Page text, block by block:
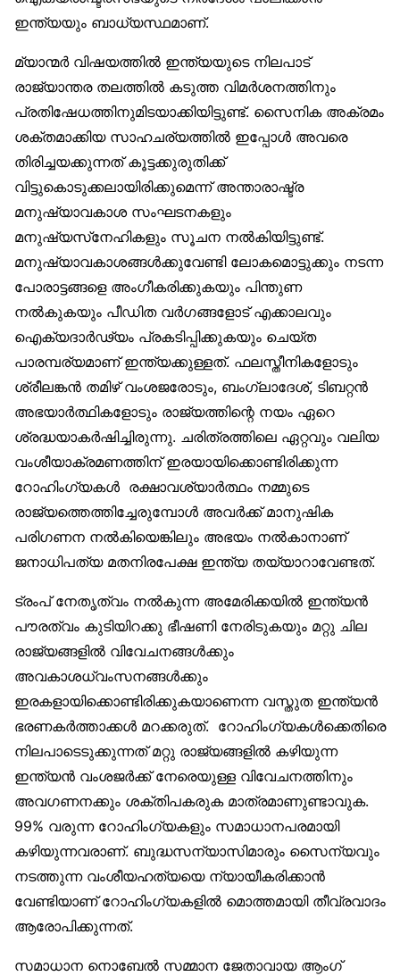
ഇന്ത്യയും ബാധ്യസ്ഥമാണ്.
മ്യാന്മർ വിഷയത്തിൽ ഇന്ത്യയുടെ നിലപാട്
രാജ്യാന്തര തലത്തിൽ കടുത്ത വിമർശനത്തിനും
പ്രതിഷേധത്തിനുമിടയാക്കിയിട്ടുണ്ട്. സൈനിക അക്രമം
ശക്തമാക്കിയ സാഹചര്യത്തിൽ ഇപ്പോൾ അവരെ
തിരിച്ചയക്കുന്നത് കൂട്ടക്കുരുതിക്ക്
വിട്ടുകൊടുക്കലായിരിക്കുമെന്ന് അന്താരാഷ്ട്ര
മനുഷ്യാവകാശ സംഘടനകളും
മനുഷ്യസ്‌നേഹികളും സൂചന നൽകിയിട്ടുണ്ട്.
മനുഷ്യാവകാശങ്ങൾക്കുവേണ്ടി ലോകമൊട്ടുക്കും നടന്ന
പോരാട്ടങ്ങളെ അംഗീകരിക്കുകയും പിന്തുണ
നൽകുകയും പീഡിത വർഗങ്ങളോട് എക്കാലവും
ഐക്യദാർഢ്യം പ്രകടിപ്പിക്കുകയും ചെയ്ത
പാരമ്പര്യമാണ് ഇന്ത്യക്കുള്ളത്. ഫലസ്തീനികളോടും
ശ്രീലങ്കൻ തമിഴ് വംശജരോടും, ബംഗ്ലാദേശ്, ടിബറ്റൻ
അഭയാർത്ഥികളോടും രാജ്യത്തിന്റെ നയം ഏറെ
ശ്രദ്ധയാകർഷിച്ചിരുന്നു. ചരിത്രത്തിലെ ഏറ്റവും വലിയ
വംശീയാക്രമണത്തിന് ഇരയായിക്കൊണ്ടിരിക്കുന്ന
റോഹിംഗ്യകൾ രക്ഷാവശ്യാർത്ഥം നമ്മുടെ
രാജ്യത്തെത്തിച്ചേരുമ്പോൾ അവർക്ക് മാനുഷിക
പരിഗണന നൽകിയെങ്കിലും അഭയം നൽകാനാണ്
ജനാധിപത്യ മതനിരപേക്ഷ ഇന്ത്യ തയ്യാറാവേണ്ടത്.
ട്രംപ് നേതൃത്വം നൽകുന്ന അമേരിക്കയിൽ ഇന്ത്യൻ
പൗരത്വം കുടിയിറക്കു ഭീഷണി നേരിടുകയും മറ്റു ചില
രാജ്യങ്ങളിൽ വിവേചനങ്ങൾക്കും
അവകാശധ്വംസനങ്ങൾക്കും
ഇരകളായിക്കൊണ്ടിരിക്കുകയാണെന്ന വസ്തുത ഇന്ത്യൻ
ഭരണകർത്താക്കൾ മറക്കരുത്. റോഹിംഗ്യകൾക്കെതിരെ
നിലപാടെടുക്കുന്നത് മറ്റു രാജ്യങ്ങളിൽ കഴിയുന്ന
ഇന്ത്യൻ വംശജർക്ക് നേരെയുള്ള വിവേചനത്തിനും
അവഗണനക്കും ശക്തിപകരുക മാത്രമാണുണ്ടാവുക.
99% വരുന്ന റോഹിംഗ്യകളും സമാധാനപരമായി
കഴിയുന്നവരാണ്. ബുദ്ധസന്യാസിമാരും സൈന്യവും
നടത്തുന്ന വംശീയഹത്യയെ ന്യായീകരിക്കാൻ
വേണ്ടിയാണ് റോഹിംഗ്യകളിൽ മൊത്തമായി തീവ്രവാദം
ആരോപിക്കുന്നത്.
സമാധാന നൊബേൽ സമ്മാന ജേതാവായ ആംഗ്